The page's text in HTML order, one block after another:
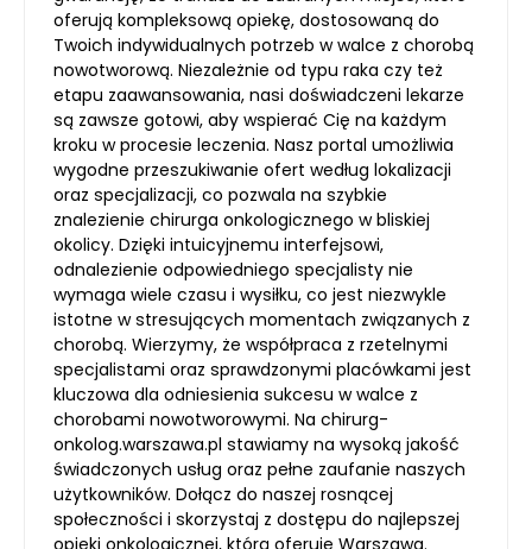
oferują kompleksową opiekę, dostosowaną do
Twoich indywidualnych potrzeb w walce z chorobą
nowotworową. Niezależnie od typu raka czy też
etapu zaawansowania, nasi doświadczeni lekarze
są zawsze gotowi, aby wspierać Cię na każdym
kroku w procesie leczenia. Nasz portal umożliwia
wygodne przeszukiwanie ofert według lokalizacji
oraz specjalizacji, co pozwala na szybkie
znalezienie chirurga onkologicznego w bliskiej
okolicy. Dzięki intuicyjnemu interfejsowi,
odnalezienie odpowiedniego specjalisty nie
wymaga wiele czasu i wysiłku, co jest niezwykle
istotne w stresujących momentach związanych z
chorobą. Wierzymy, że współpraca z rzetelnymi
specjalistami oraz sprawdzonymi placówkami jest
kluczowa dla odniesienia sukcesu w walce z
chorobami nowotworowymi. Na chirurg-
onkolog.warszawa.pl stawiamy na wysoką jakość
świadczonych usług oraz pełne zaufanie naszych
użytkowników. Dołącz do naszej rosnącej
społeczności i skorzystaj z dostępu do najlepszej
opieki onkologicznej, którą oferuje Warszawa.